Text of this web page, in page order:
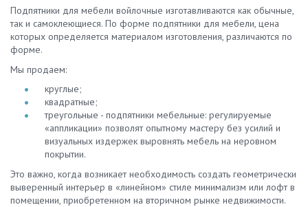
Подпятники для мебели войлочные изготавливаются как обычные,
так и самоклеющиеся. По форме подпятники для мебели, цена
которых определяется материалом изготовления, различаются по
форме.
Мы продаем:
круглые;
квадратные;
треугольные - подпятники мебельные: регулируемые
«аппликации» позволят опытному мастеру без усилий и
визуальных издержек выровнять мебель на неровном
покрытии.
Это важно, когда возникает необходимость создать геометрически
выверенный интерьер в «линейном» стиле минимализм или лофт в
помещении, приобретенном на вторичном рынке недвижимости.